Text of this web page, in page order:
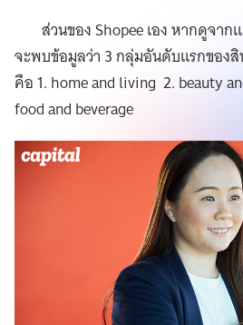
ส่วนของ Shopee เอง หากดูจา
จะพบข้อมูลว่า 3 กลุ่มอันดับแรกของ
คือ 1. home and living 2. beauty
food and beverage